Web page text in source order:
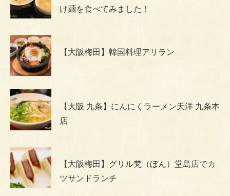
け麺を食べてみました！
【大阪梅田】韓国料理アリラン
【大阪 九条】にんにくラーメン天洋 九条本
店
【大阪梅田】グリル梵（ぼん）堂島店でカ
ツサンドランチ